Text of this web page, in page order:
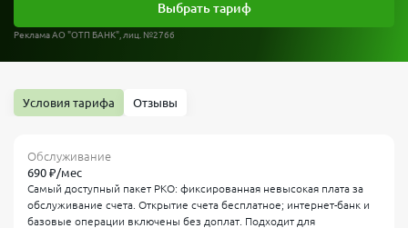
Выбрать тариф
Реклама АО "ОТП БАНК", лиц. №2766
Условия тарифа Отзывы
Обслуживание
690 ₽/мес
Самый доступный пакет РКО: фиксированная невысокая плата за
обслуживание счета. Открытие счета бесплатное; интернет-банк и
базовые операции включены без доплат. Подходит для